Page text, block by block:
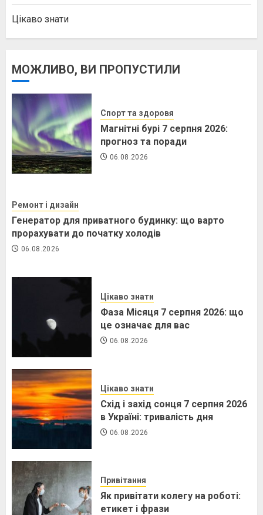
Цікаво знати
МОЖЛИВО, ВИ ПРОПУСТИЛИ
Спорт та здоровя
Магнітні бурі 7 серпня 2026:
прогноз та поради
06.08.2026
Ремонт і дизайн
Генератор для приватного будинку: що варто
прорахувати до початку холодів
06.08.2026
Цікаво знати
Фаза Місяця 7 серпня 2026: що
це означає для вас
06.08.2026
Цікаво знати
Схід і захід сонця 7 серпня 2026
в Україні: тривалість дня
06.08.2026
Привітання
Як привітати колегу на роботі:
етикет і фрази